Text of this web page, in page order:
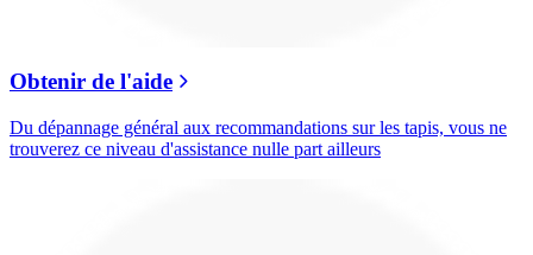
Obtenir de l'aide
Du dépannage général aux recommandations sur les tapis, vous ne
trouverez ce niveau d'assistance nulle part ailleurs